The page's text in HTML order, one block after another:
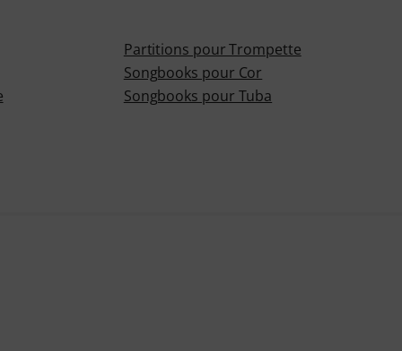
Partitions pour Trompette
Songbooks pour Cor
Songbooks pour Tuba